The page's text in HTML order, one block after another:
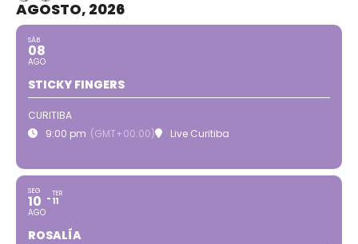
AGOSTO, 2026
SÁB
08
AGO
STICKY FINGERS
CURITIBA
9:00 pm (GMT+00:00) Live Curitiba
SEG
10
AGO
TER
11
ROSALÍA